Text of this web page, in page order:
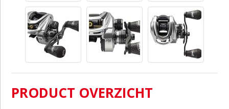
PRODUCT OVERZICHT